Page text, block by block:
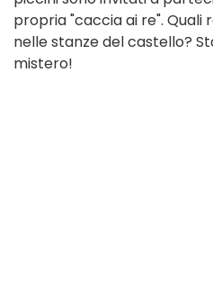
propria "caccia ai re". Quali
nelle stanze del castello?
mistero!